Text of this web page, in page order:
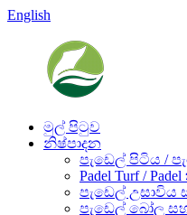
English
මුල් පිටුව
නිෂ්පාදන
පැඩෙල් පිටිය /
Padel Turf /
පැඩෙල් උසාවිය
පැඩෙල් බෝල සහ